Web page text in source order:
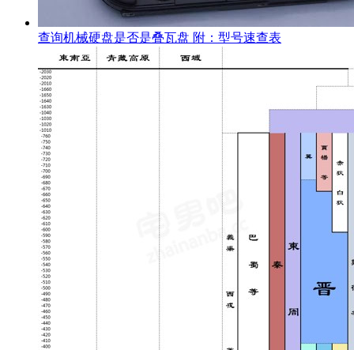
查询机械硬盘是否是叠瓦盘 附：型号速查表